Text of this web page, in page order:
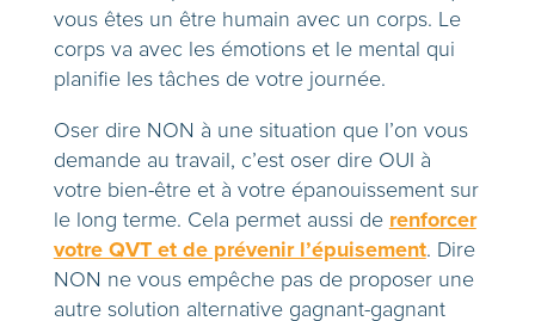
vous êtes un être humain avec un corps. Le
corps va avec les émotions et le mental qui
planifie les tâches de votre journée.
Oser dire NON à une situation que l’on vous
demande au travail, c’est oser dire OUI à
votre bien-être et à votre épanouissement sur
le long terme. Cela permet aussi de renforcer
votre QVT et de prévenir l’épuisement. Dire
NON ne vous empêche pas de proposer une
autre solution alternative gagnant-gagnant